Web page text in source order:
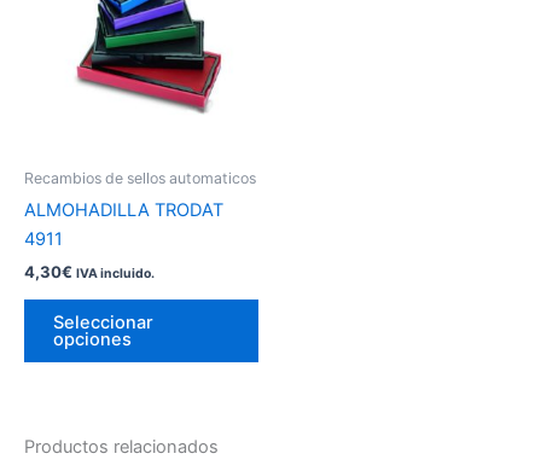
Recambios de sellos automaticos
ALMOHADILLA TRODAT
4911
4,30€ IVA incluido.
Seleccionar
opciones
Productos relacionados